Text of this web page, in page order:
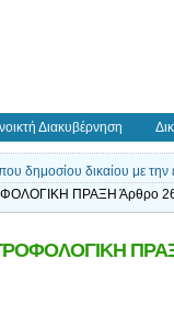
Διακυβέρνηση
δημοσίου δικαίου με
ΠΡΑΞΗ Άρθρο 26